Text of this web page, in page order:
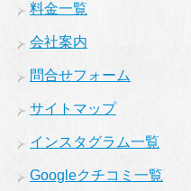
料金一覧
会社案内
問合せフォーム
サイトマップ
インスタグラム一覧
Googleクチコミ一覧